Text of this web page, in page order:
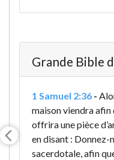
Grande Bible
1 Samuel 2:36 -
maison viendra afin
offrira une pièce
en disant : Donnez-
sacerdotale, afin